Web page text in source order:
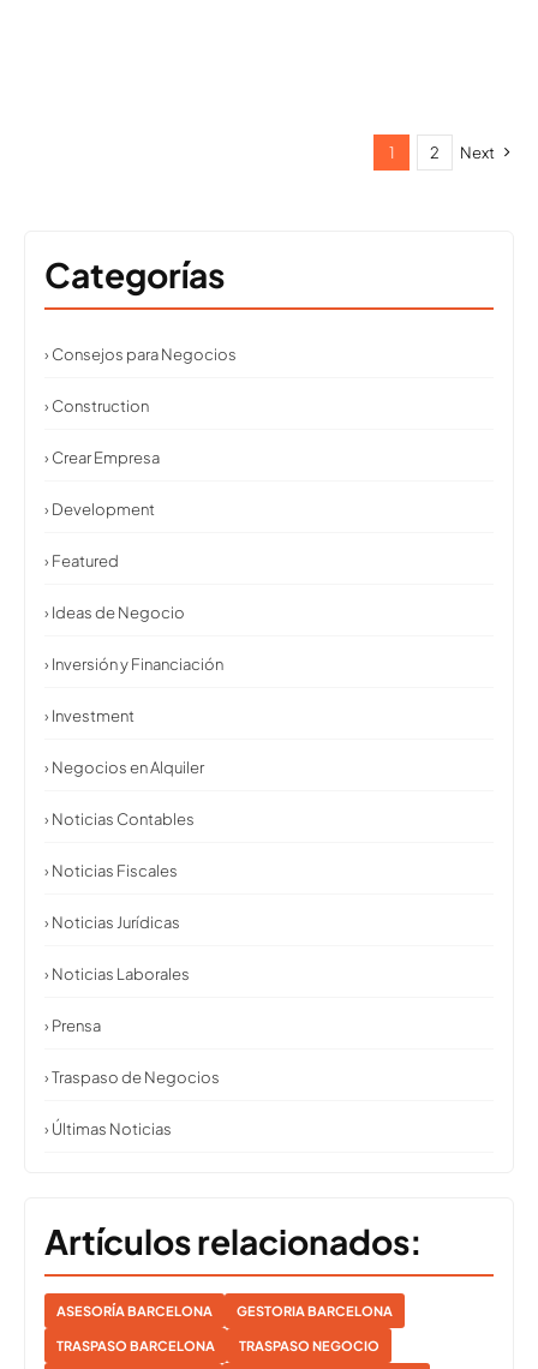
1 2 Next
Categorías
› Consejos para Negocios
› Construction
› Crear Empresa
› Development
› Featured
› Ideas de Negocio
› Inversión y Financiación
› Investment
› Negocios en Alquiler
› Noticias Contables
› Noticias Fiscales
› Noticias Jurídicas
› Noticias Laborales
› Prensa
› Traspaso de Negocios
› Últimas Noticias
Artículos relacionados:
ASESORÍA BARCELONA GESTORIA BARCELONA
TRASPASO BARCELONA TRASPASO NEGOCIO